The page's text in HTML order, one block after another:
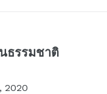
ธรรมชาติ
2020